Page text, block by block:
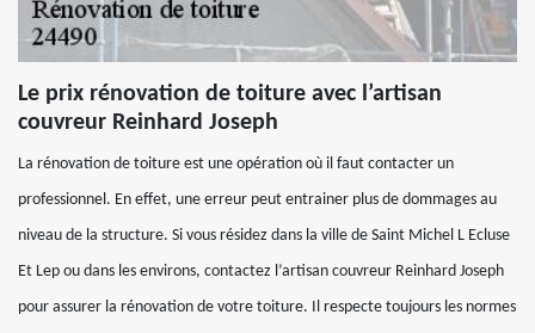
Le prix rénovation de toiture avec l’artisan
couvreur Reinhard Joseph
La rénovation de toiture est une opération où il faut contacter un
professionnel. En effet, une erreur peut entrainer plus de dommages au
niveau de la structure. Si vous résidez dans la ville de Saint Michel L Ecluse
Et Lep ou dans les environs, contactez l’artisan couvreur Reinhard Joseph
pour assurer la rénovation de votre toiture. Il respecte toujours les normes